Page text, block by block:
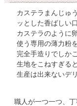
カステラまんじゅ
ッとした香ばしい
カステラのように
使う専用の薄力粉
完全手造りでしか
生地をこねすぎる
生産は出来ないデ
職人が一つ一つ、